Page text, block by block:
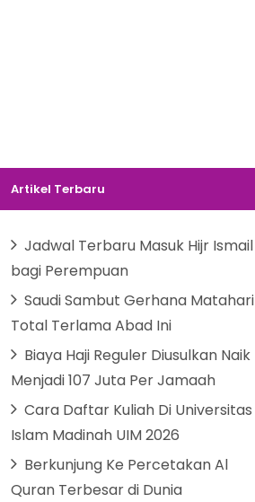
Artikel Terbaru
Jadwal Terbaru Masuk Hijr Ismail
bagi Perempuan
Saudi Sambut Gerhana Matahari
Total Terlama Abad Ini
Biaya Haji Reguler Diusulkan Naik
Menjadi 107 Juta Per Jamaah
Cara Daftar Kuliah Di Universitas
Islam Madinah UIM 2026
Berkunjung Ke Percetakan Al
Quran Terbesar di Dunia